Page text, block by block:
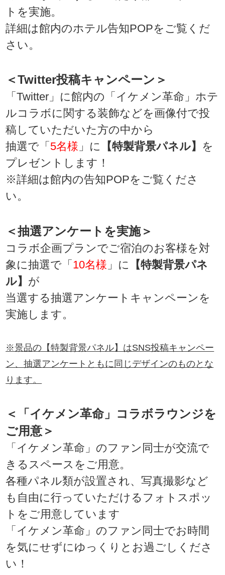
トを実施。
詳細は館内のホテル告知POPをご覧くだ
さい。
＜Twitter投稿キャンペーン＞
「Twitter」に館内の「イケメン革命」ホテ
ルコラボに関する装飾などを画像付で投
稿していただいた方の中から
抽選で「 5名様 」に 【特製背景パネル】 を
プレゼントします！
※詳細は館内の告知POPをご覧くださ
い。
＜抽選アンケートを実施＞
コラボ企画プランでご宿泊のお客様を対
象に抽選で「 10名様 」に
【特製背景パネ
ル】 が
当選する抽選アンケートキャンペーンを
実施します。
※景品の【特製背景パネル】はSNS投稿キャンペー
ン、抽選アンケートともに同じデザインのものとな
ります。
＜「イケメン革命」コラボラウンジを
ご用意＞
「イケメン革命」のファン同士が交流で
きるスペースをご用意。
各種パネル類が設置され、写真撮影など
も自由に行っていただけるフォトスポッ
トをご用意しています
「イケメン革命」のファン同士でお時間
を気にせずにゆっくりとお過ごしくださ
い！